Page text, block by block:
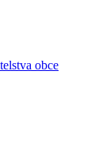
obce